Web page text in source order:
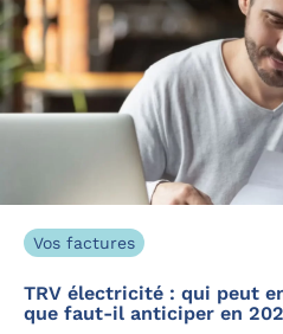
Vos factures
TRV électricité : qui peut
que faut-il anticiper en